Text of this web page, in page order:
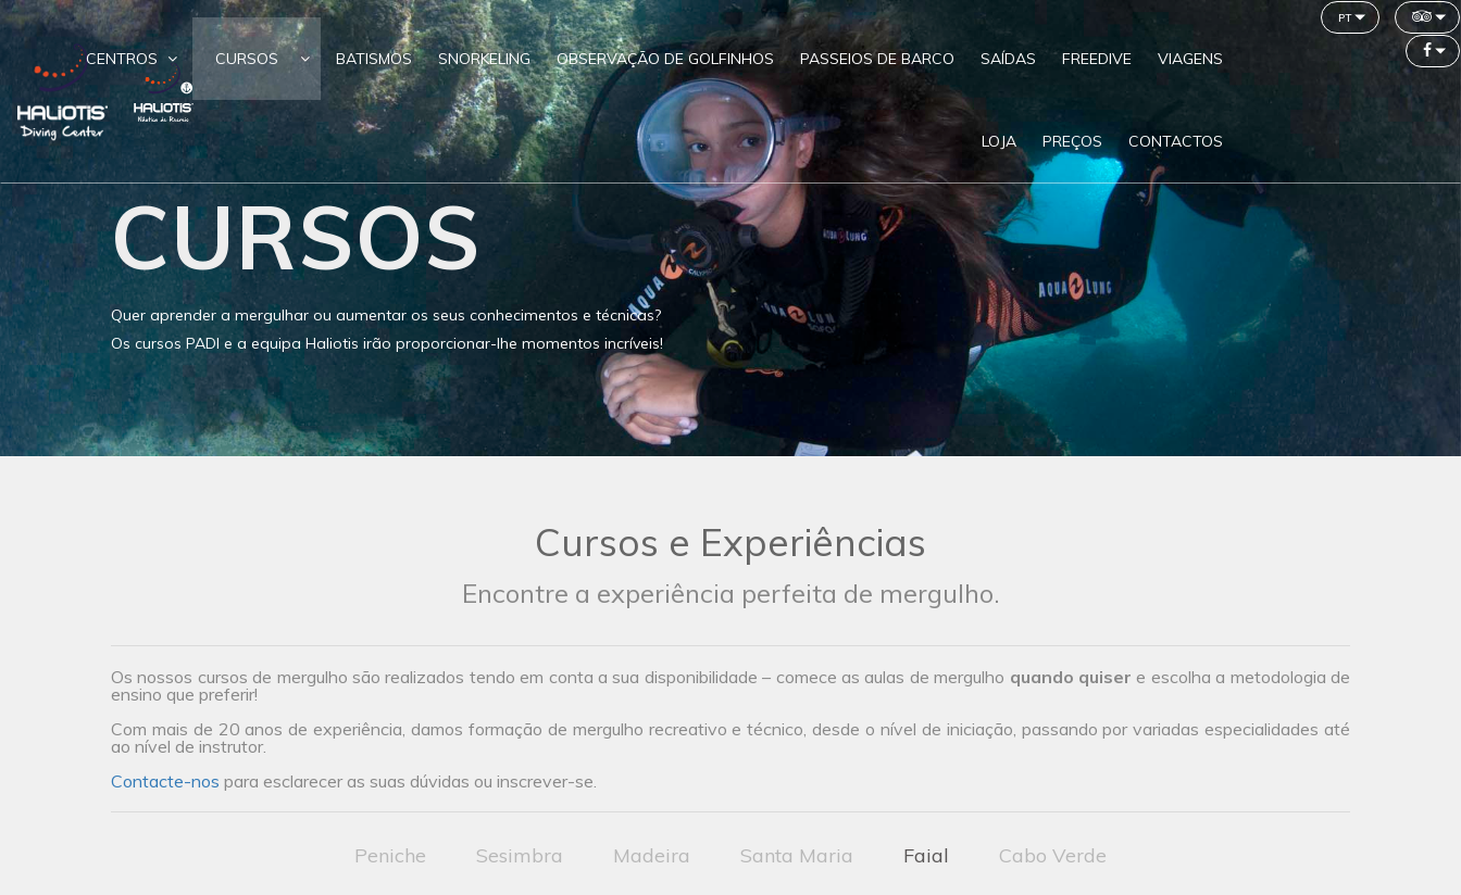
CENTROS CURSOS BATISMOS SNORKELING OBSERVAÇÃO DE GOLFINHOS PASSEIOS DE BARCO SAÍDAS FREEDIVE VIAGENS
LOJA PREÇOS CONTACTOS
pt
CURSOS
Quer aprender a mergulhar ou aumentar os seus conhecimentos e técnicas?
Os cursos PADI e a equipa Haliotis irão proporcionar-lhe momentos incríveis!
Cursos e Experiências
Encontre a experiência perfeita de mergulho.
Os nossos cursos de mergulho são realizados tendo em conta a sua disponibilidade – comece as aulas de mergulho quando quiser e escolha a metodologia de
ensino que preferir!
Com mais de 20 anos de experiência, damos formação de mergulho recreativo e técnico, desde o nível de iniciação, passando por variadas especialidades até
ao nível de instrutor.
Contacte-nos para esclarecer as suas dúvidas ou inscrever-se.
Peniche Sesimbra Madeira Santa Maria Faial Cabo Verde